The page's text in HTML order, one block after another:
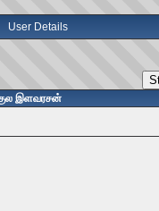
User Details
குல இளவரசன்